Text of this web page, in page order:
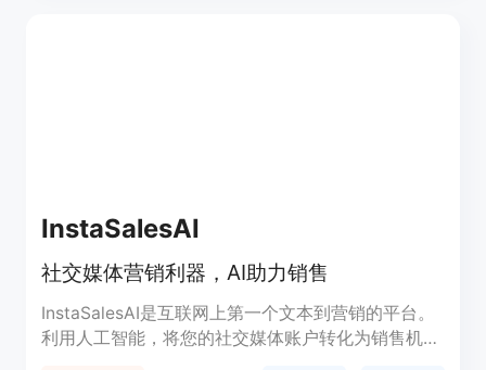
InstaSalesAI
社交媒体营销利器，AI助力销售
InstaSalesAI是互联网上第一个文本到营销的平台。
利用人工智能，将您的社交媒体账户转化为销售机